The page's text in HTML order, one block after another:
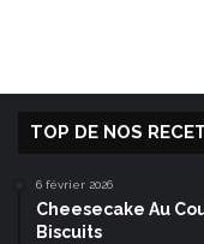
TOP DE NOS
6 février 2026
Cheesecake Au
Biscuits